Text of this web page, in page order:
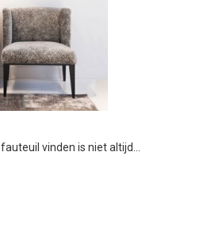
vinden is niet altijd…